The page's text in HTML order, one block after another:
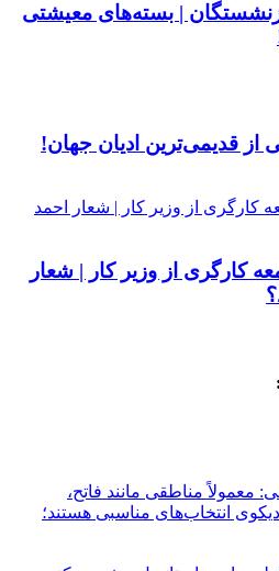
| بسته‌های معیشتی
از قدیمی‌ترین ادیان جهان!
کارگری از وزیر کار | شعار
مناطقی مانند فاتح،
انتخاب‌های مناسبی هستند؛